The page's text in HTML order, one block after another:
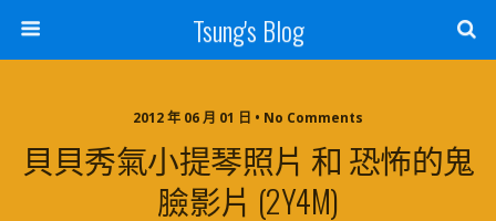
Tsung's Blog
2012 年 06 月 01 日 • No Comments
貝貝秀氣小提琴照片 和 恐怖的鬼
臉影片 (2Y4M)